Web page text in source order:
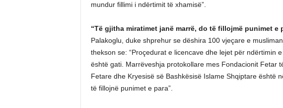
mundur fillimi i ndërtimit të xhamisë”.
“Të gjitha miratimet janë marrë, do të fillojmë punimet e
Palakoglu, duke shprehur se dëshira 100 vjeçare e
thekson se: “Proçedurat e licencave dhe lejet për ndërtimin
është gati. Marrëveshja protokollare mes Fondacionit Fetar
Fetare dhe Kryesisë së Bashkësisë Islame Shqiptare është
të fillojnë punimet e para”.